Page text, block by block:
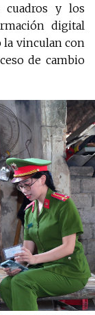
cuadros y los
digital
vinculan con
de cambio